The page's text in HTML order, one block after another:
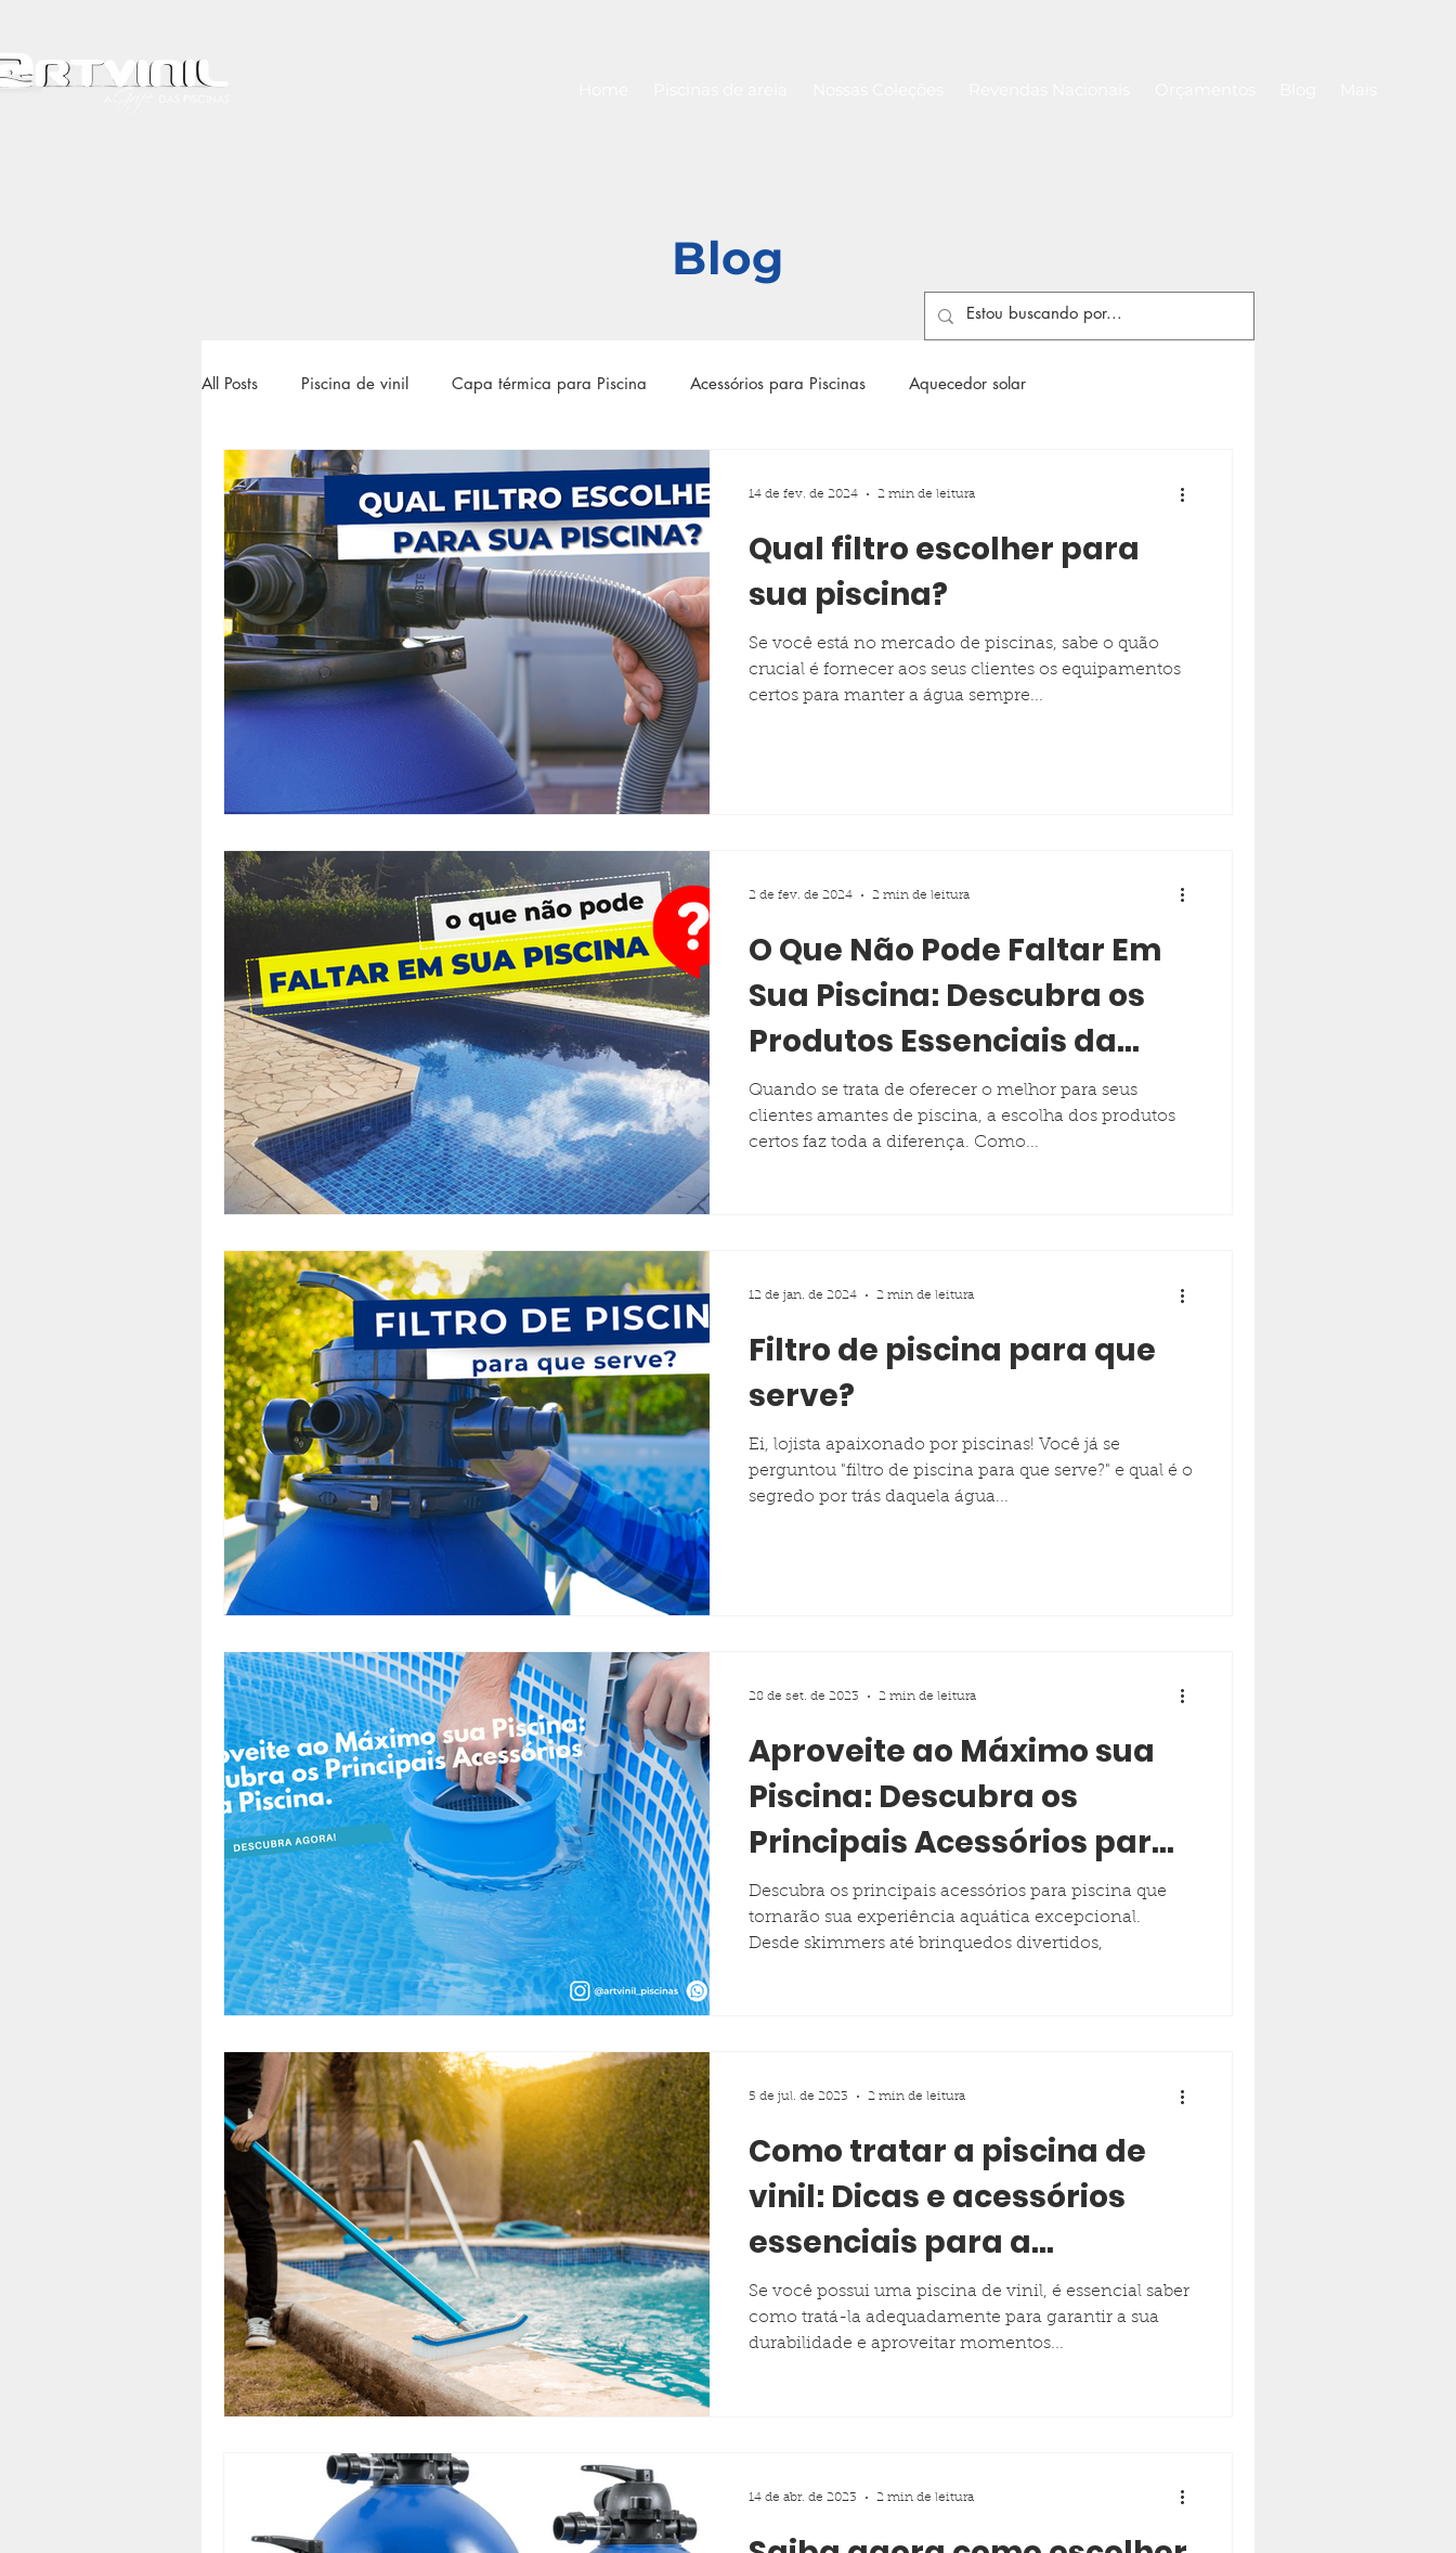
Blog
All Posts Piscina de vinil Capa térmica para Piscina Acessórios para Piscinas Aquecedor solar
Gerador de ozônio Skimmer para piscinas Filtro para piscina
Enrolador de capas térmicas Tela Armada Piscina Pré-Moldada Térmica StkQual filtro escolher para
sua piscina?
Se você está no mercado de piscinas, sabe o quão
crucial é fornecer aos seus clientes os equipamentos
certos para manter a água sempre...
14 de fev. de 2024 2 min de leitura
O Que Não Pode Faltar Em
Sua Piscina: Descubra os
Produtos Essenciais da
Artvinil para Lojistas
Quando se trata de oferecer o melhor para seus
clientes amantes de piscina, a escolha dos produtos
certos faz toda a diferença. Como...
2 de fev. de 2024 2 min de leitura
Filtro de piscina para que
serve?
Ei, lojista apaixonado por piscinas! Você já se
perguntou "filtro de piscina para que serve?" e qual é o
segredo por trás daquela água...
12 de jan. de 2024 2 min de leitura
Aproveite ao Máximo sua
Piscina: Descubra os
Principais Acessórios para
Piscina.
Descubra os principais acessórios para piscina que
tornarão sua experiência aquática excepcional.
Desde skimmers até brinquedos divertidos,
28 de set. de 2023 2 min de leitura
Como tratar a piscina de
vinil: Dicas e acessórios
essenciais para a
manutenção perfeita
Se você possui uma piscina de vinil, é essencial saber
como tratá-la adequadamente para garantir a sua
durabilidade e aproveitar momentos...
5 de jul. de 2023 2 min de leitura
14 de abr. de 2023 2 min de leitura